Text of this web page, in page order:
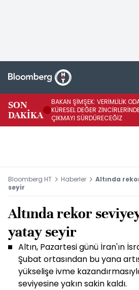
SON
DAKİKA
BAKAN ŞİMŞEK: VERİMLİLİK
KÜRESEL DEĞER
ÇIKMAYI SÜRDÜRECEĞİZ
Bloomberg HT Haberler
Altında
seyir
Altında rekor
yatay seyir
Altın, Pazartesi günü İran'ın
Şubat ortasından bu yana
yükselişe ivme
seviyesine yakın sakin kaldı.